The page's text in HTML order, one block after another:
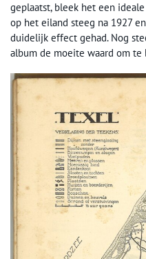
geplaatst, bleek het een
op het eiland steeg na 1927
duidelijk effect gehad. Nog
album de moeite waard om te